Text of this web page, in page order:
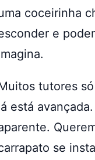
coceirinha
e
tutores
está
se